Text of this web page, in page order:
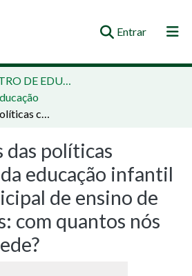
Entrar(current)
CECA - CENTRO DE EDUCAÇÃO, COMUNICAÇÃO E ARTES
As tessituras das políticas curriculares da educação infantil na rede municipal de ensino de Florianópolis: com quantos nós se faz uma Rede?
das políticas
educação infantil
de ensino de
com quantos nós